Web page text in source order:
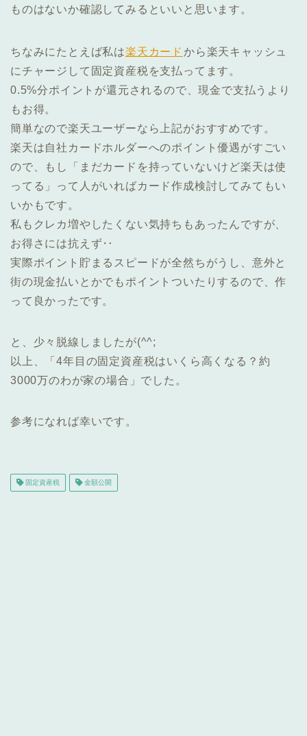
ものはないか確認してみるといいと思います。
ちなみにたとえば私は楽天カード から楽天キャッシュ
にチャージして固定資産税を支払ってます。
0.5%分ポイントが還元されるので、現金で支払うより
もお得。
簡単なので楽天ユーザーなら上記がおすすめです。
楽天は自社カードホルダーへのポイント優遇がすごい
ので、もし「まだカードを持っていないけど楽天は使
ってる」って人がいればカード作成検討してみてもい
いかもです。
私もクレカ増やしたくない気持ちもあったんですが、
お得さには抗えず‥
実際ポイント貯まるスピードが全然ちがうし、意外と
街の現金払いとかでもポイントついたりするので、作
って良かったです。
と、少々脱線しましたが(^^;
以上、「4年目の固定資産税はいくら高くなる？約
3000万のわが家の場合」でした。
参考になれば幸いです。
固定資産税 金額公開